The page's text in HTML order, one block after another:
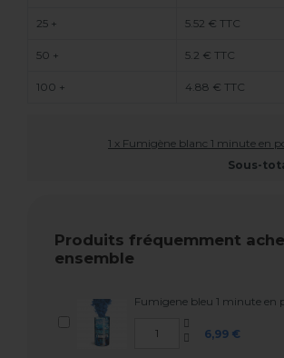
25 + 5.52 € TTC
50 + 5.2 € TTC
100 + 4.88 € TTC
1 x Fumigène blanc 1 minute en
Sous-
Produits fréquemment
ensemble
Fumigene bleu 1 minute en
6,99 €